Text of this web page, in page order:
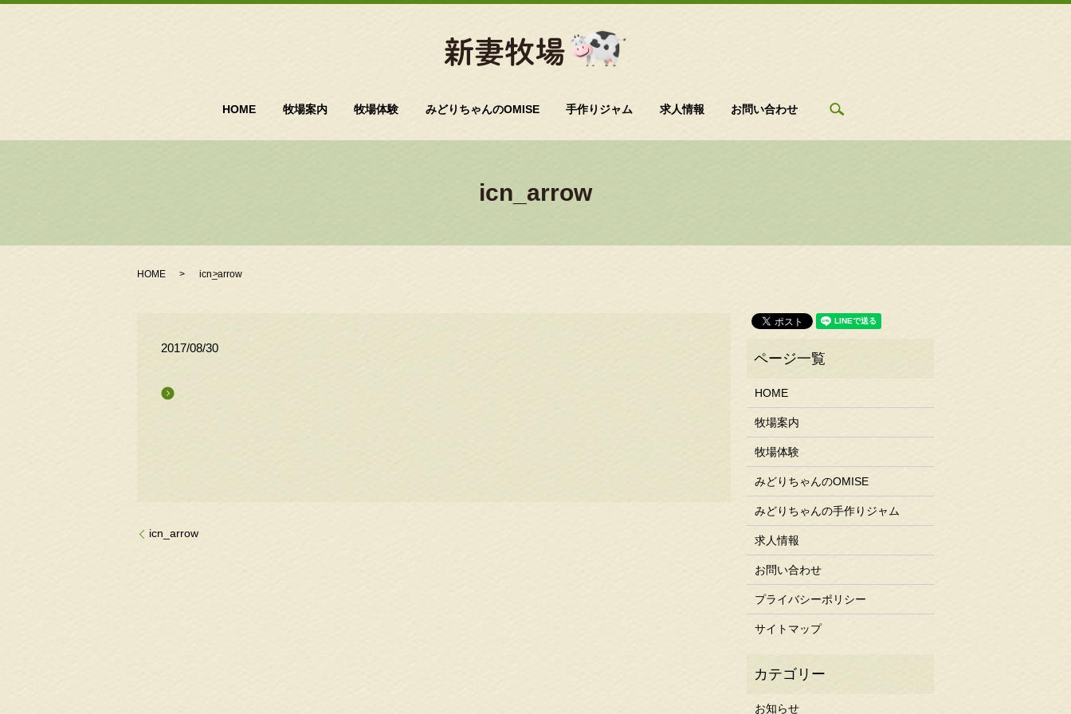
HOME 牧場案内 牧場体験 みどりちゃんのOMISE 手作りジャム 求人情報 お問い合わせ
icn_arrow
HOME icn_arrow
2017/08/30
icn_arrow
HOME
牧場案内
牧場体験
みどりちゃんのOMISE
みどりちゃんの手作りジャム
求人情報
お問い合わせ
プライバシーポリシー
サイトマップ
お知らせ